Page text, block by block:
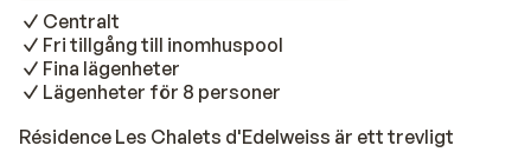
Centralt
Fri tillgång till inomhuspool
Fina lägenheter
Lägenheter för 8 personer
Résidence Les Chalets d'Edelweiss är ett trevligt